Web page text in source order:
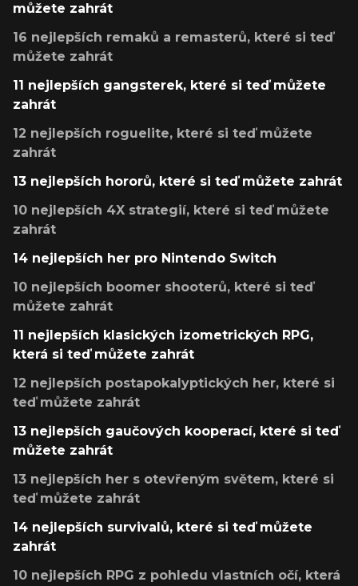
můžete zahrát
16 nejlepších remaků a remasterů, které si teď
můžete zahrát
11 nejlepších gangsterek, které si teď můžete
zahrát
12 nejlepších roguelite, které si teď můžete
zahrát
13 nejlepších hororů, které si teď můžete zahrát
10 nejlepších 4X strategií, které si teď můžete
zahrát
14 nejlepších her pro Nintendo Switch
10 nejlepších boomer shooterů, které si teď
můžete zahrát
11 nejlepších klasických izometrických RPG,
která si teď můžete zahrát
12 nejlepších postapokalyptických her, které si
teď můžete zahrát
13 nejlepších gaučových kooperací, které si teď
můžete zahrát
13 nejlepších her s otevřeným světem, které si
teď můžete zahrát
14 nejlepších survivalů, které si teď můžete
zahrát
10 nejlepších RPG z pohledu vlastních očí, která